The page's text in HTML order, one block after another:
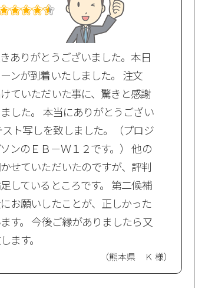
ありがとうございました。本日
ンが到着いたしました。 注文
ていただいた事に、驚きと感謝
した。 本当にありがとうござい
ト写しを致しました。（プロジ
ンのＥＢ－Ｗ１２です。） 他の
せていただいたのですが、評判
しているところです。 第二候補
お願いしたことが、正しかった
す。 今後ご縁がありましたら又
ます。
（熊本県 Ｋ 様）